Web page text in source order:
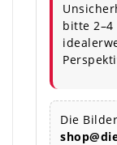
bitte 2–4
Die